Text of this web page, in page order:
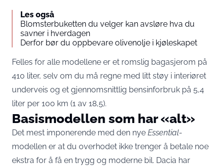
Les også
Blomsterbuketten du velger kan avsløre hva du
savner i hverdagen
Derfor bør du oppbevare olivenolje i kjøleskapet
Felles for alle modellene er et romslig bagasjerom på
410 liter, selv om du må regne med litt støy i interiøret
underveis og et gjennomsnittlig bensinforbruk på 5,4
liter per 100 km (1 av 18,5).
Basismodellen som har «alt»
Det mest imponerende med den nye Essential-
modellen er at du overhodet ikke trenger å betale noe
ekstra for å få en trygg og moderne bil. Dacia har